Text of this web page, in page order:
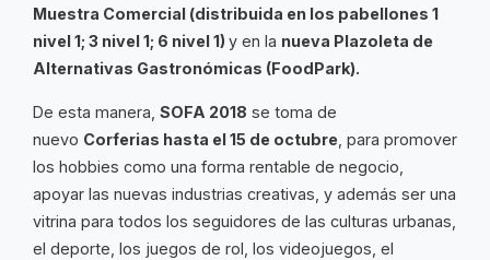
Muestra Comercial (distribuida en los pabellones 1
nivel 1; 3 nivel 1; 6 nivel 1) y en la nueva Plazoleta de
Alternativas Gastronómicas (FoodPark).
De esta manera, SOFA 2018 se toma de
nuevo Corferias hasta el 15 de octubre , para promover
los hobbies como una forma rentable de negocio,
apoyar las nuevas industrias creativas, y además ser una
vitrina para todos los seguidores de las culturas urbanas,
el deporte, los juegos de rol, los videojuegos, el